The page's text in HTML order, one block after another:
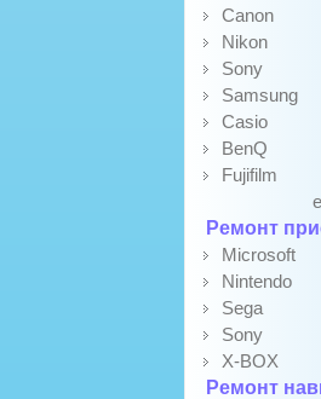
Canon
Nikon
Sony
Samsung
Casio
BenQ
Fujifilm
Ремонт
Microsoft
Nintendo
Sega
Sony
X-BOX
Ремонт